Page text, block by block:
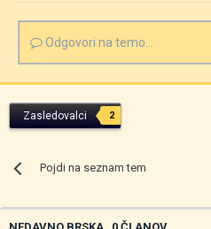
Odgovori na temo...
Zasledovalci 2
Pojdi na seznam tem